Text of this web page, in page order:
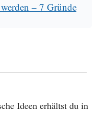
– 7 Gründe
Ideen erhältst du in